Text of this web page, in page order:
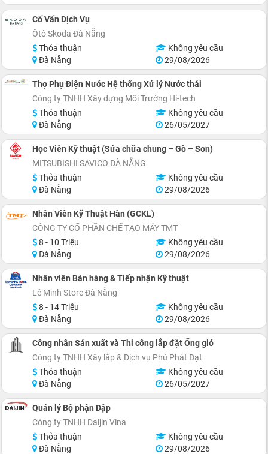
Cố Vấn Dịch Vụ
Ôtô Skoda Đà Nẵng
Thỏa thuận
Không yêu cầu
Đà Nẵng
29/08/2026
Thợ Phụ Điện Nước Hệ thống Xử lý Nước thải
Công ty TNHH Xây dựng Môi Trường Hi-tech
Thỏa thuận
Không yêu cầu
Đà Nẵng
26/05/2027
Học Viên Kỹ thuật (Sửa chữa chung – Gò – Sơn)
MITSUBISHI SAVICO ĐÀ NẴNG
Thỏa thuận
Không yêu cầu
Đà Nẵng
29/08/2026
Nhân Viên Kỹ Thuật Hàn (GCKL)
CÔNG TY CỐ PHẦN CHẾ TẠO MÁY TMT
8 - 10 Triệu
Không yêu cầu
Đà Nẵng
29/08/2026
Nhân viên Bán hàng & Tiếp nhận Kỹ thuật
Lê Minh Store Đà Nẵng
8 - 14 Triệu
Không yêu cầu
Đà Nẵng
29/08/2026
Công nhân Sản xuất và Thi công lắp đặt Ống gió
Công ty TNHH Xây lắp & Dịch vụ Phú Phát Đạt
Thỏa thuận
Không yêu cầu
Đà Nẵng
26/05/2027
Quản lý Bộ phận Dập
Công ty TNHH Daijin Vina
Thỏa thuận
Không yêu cầu
Đà Nẵng
29/08/2026